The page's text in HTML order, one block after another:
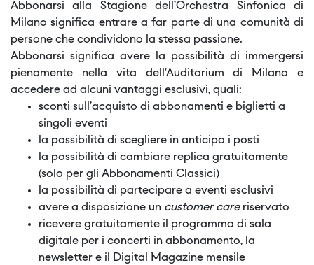
Abbonarsi alla Stagione dell’Orchestra Sinfonica di
Milano significa entrare a far parte di una comunità di
persone che condividono la stessa passione.
Abbonarsi significa avere la possibilità di immergersi
pienamente nella vita dell’Auditorium di Milano e
accedere ad alcuni vantaggi esclusivi, quali:
sconti sull’acquisto di abbonamenti e biglietti a
singoli eventi
la possibilità di scegliere in anticipo i posti
la possibilità di cambiare replica gratuitamente
(solo per gli Abbonamenti Classici)
la possibilità di partecipare a eventi esclusivi
avere a disposizione un customer careriservato
ricevere gratuitamente il programma di sala
digitale per i concerti in abbonamento, la
newsletter e il Digital Magazine mensile